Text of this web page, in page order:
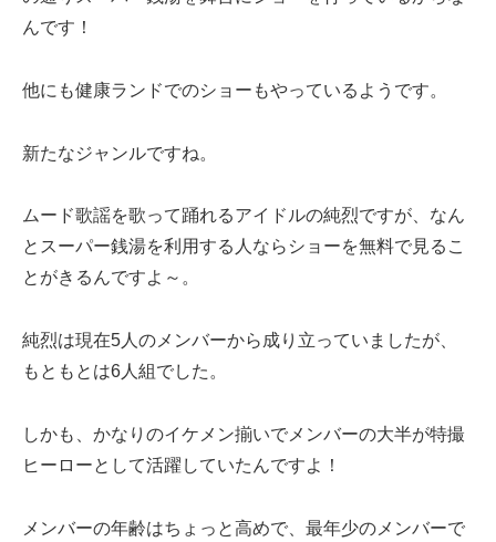
んです！
他にも健康ランドでのショーもやっているようです。
新たなジャンルですね。
ムード歌謡を歌って踊れるアイドルの純烈ですが、なん
とスーパー銭湯を利用する人ならショーを無料で見るこ
とがきるんですよ～。
純烈は現在5人のメンバーから成り立っていましたが、
もともとは6人組でした。
しかも、かなりのイケメン揃いでメンバーの大半が特撮
ヒーローとして活躍していたんですよ！
メンバーの年齢はちょっと高めで、最年少のメンバーで